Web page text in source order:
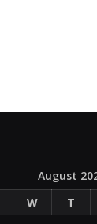
August
W T